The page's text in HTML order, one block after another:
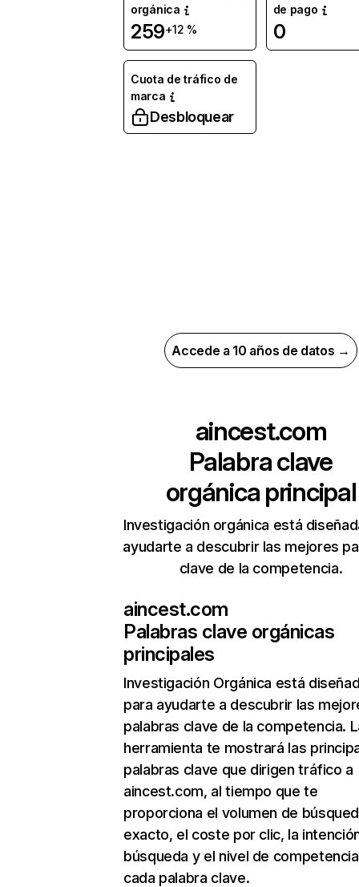
orgánica
259+12 %
de pago
0
Cuota de tráfico de
marca
Desbloquear
Accede a 10 años de datos →
aincest.com
Palabra clave
orgánica principal
Investigación orgánica está
ayudarte a descubrir las mejores
clave de la competencia.
aincest.com
Palabras clave orgánicas
principales
Investigación Orgánica está
para ayudarte a descubrir las
palabras clave de la competencia.
herramienta te mostrará las
palabras clave que dirigen tráfico a
aincest.com, al tiempo que te
proporciona el volumen de
exacto, el coste por clic, la
búsqueda y el nivel de
cada palabra clave.